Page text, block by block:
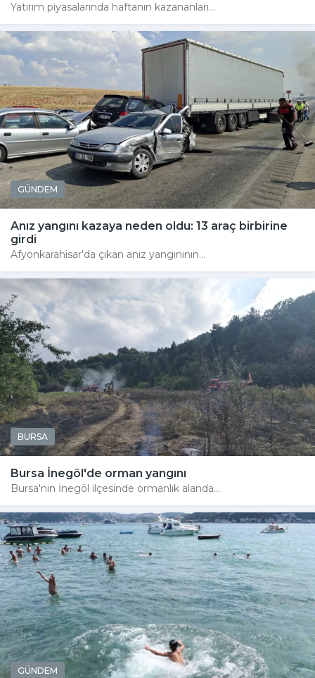
Yatırım piyasalarında haftanın kazananları...
GÜNDEM
Anız yangını kazaya neden oldu: 13 araç birbirine
girdi
Afyonkarahisar'da çıkan anız yangınının...
BURSA
Bursa İnegöl'de orman yangını
Bursa'nın İnegöl ilçesinde ormanlık alanda...
GÜNDEM